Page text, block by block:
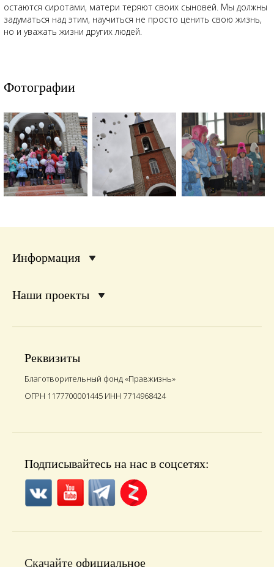
остаются сиротами, матери теряют своих сыновей. Мы должны
задуматься над этим, научиться не просто ценить свою жизнь,
но и уважать жизни других людей.
Фотографии
Информация
Наши проекты
Реквизиты
Благотворительный фонд «Правжизнь»
ОГРН 1177700001445 ИНН 7714968424
Подписывайтесь на нас в соцсетях:
Скачайте официальное